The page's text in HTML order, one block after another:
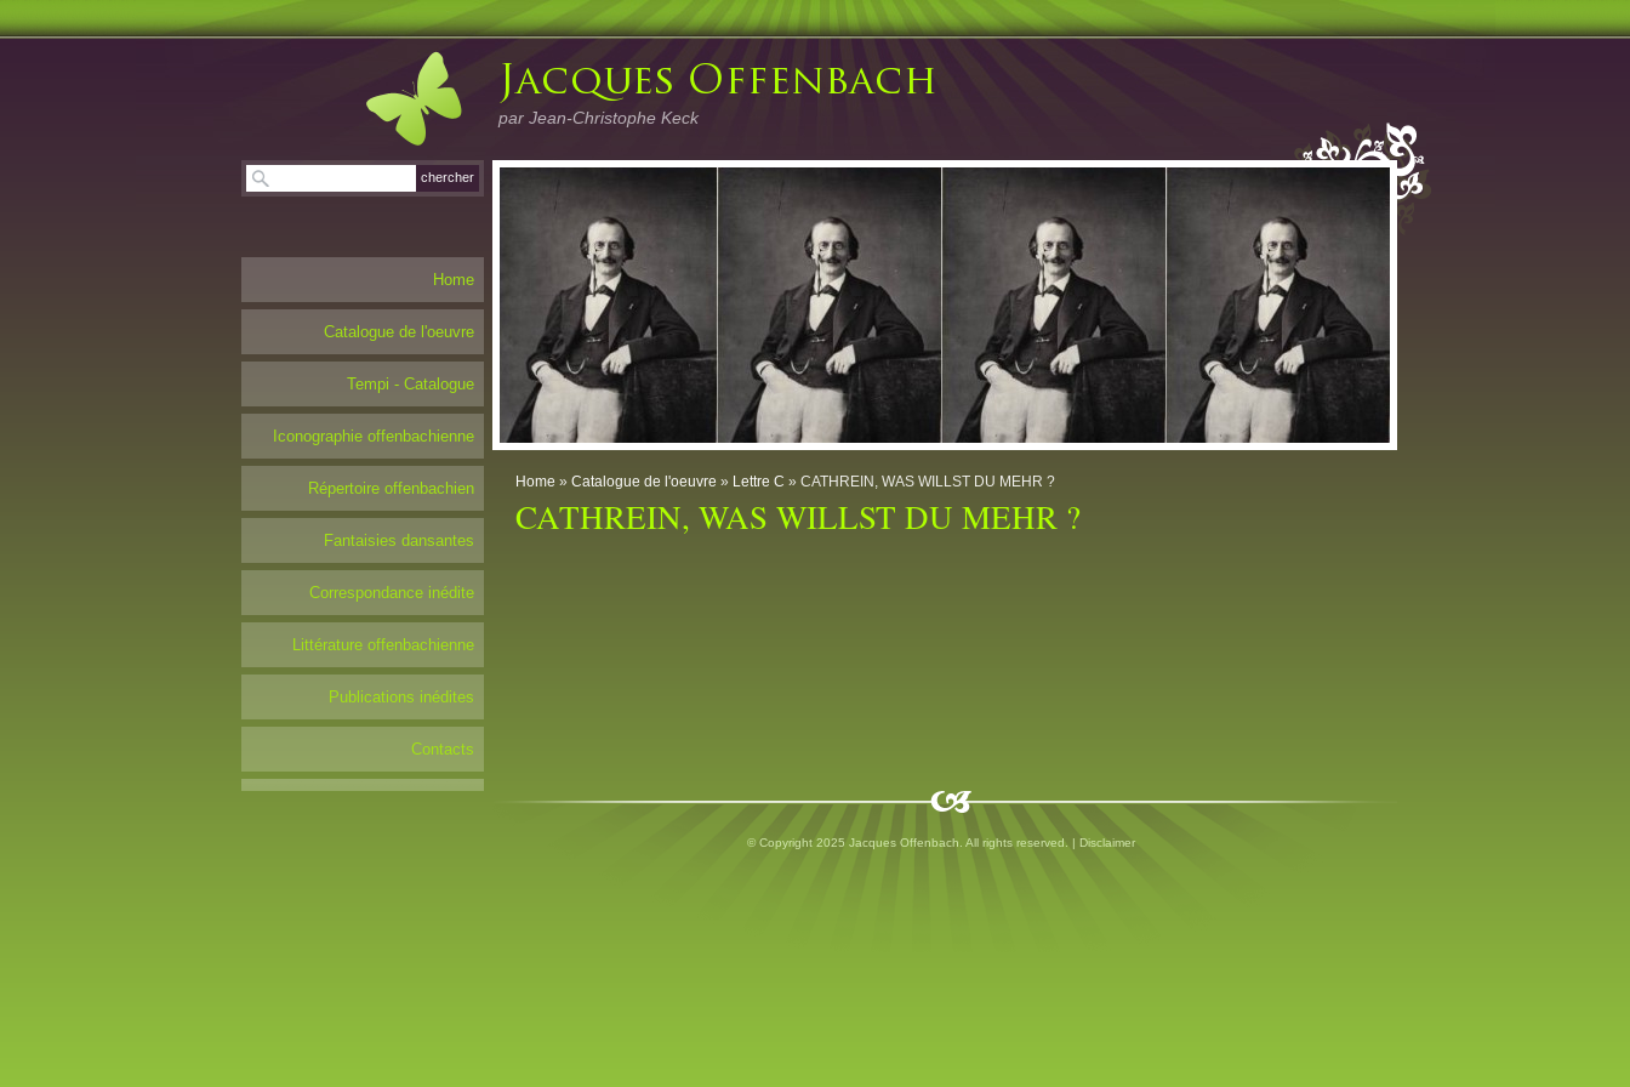
par Jean-Christophe Keck
Home » Catalogue de l'oeuvre » Lettre C » CATHREIN, WAS WILLST DU MEHR ?
CATHREIN, WAS WILLST DU MEHR ?
Home
Catalogue de l'oeuvre
Tempi - Catalogue
Iconographie offenbachienne
Répertoire offenbachien
Fantaisies dansantes
Correspondance inédite
Littérature offenbachienne
Publications inédites
Contacts
© Copyright 2025 Jacques Offenbach. All rights reserved. | Disclaimer